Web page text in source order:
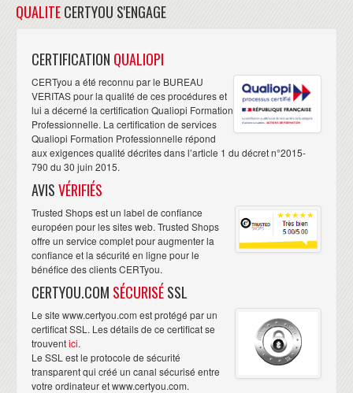
QUALITECERTYOU S'ENGAGE
CERTIFICATION QUALIOPI
CERTyou a été reconnu par le BUREAU
VERITAS pour la qualité de ces procédures et
lui a décerné la certification Qualiopi Formation
Professionnelle. La certification de services
Qualiopi Formation Professionnelle répond
aux exigences qualité décrites dans l’article 1 du décret n°2015-
790 du 30 juin 2015.
AVISVÉRIFIÉS
Trusted Shops est un label de confiance
européen pour les sites web. Trusted Shops
offre un service complet pour augmenter la
confiance et la sécurité en ligne pour le
bénéfice des clients CERTyou.
CERTYOU.COM SÉCURISÉSSL
Le site www.certyou.com est protégé par un
certificat SSL. Les détails de ce certificat se
trouventici.
Le SSL est le protocole de sécurité
transparent qui créé un canal sécurisé entre
votre ordinateur et www.certyou.com.